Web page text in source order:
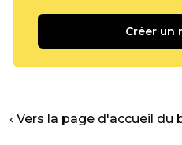
Créer un
‹ Vers la page d'accueil du